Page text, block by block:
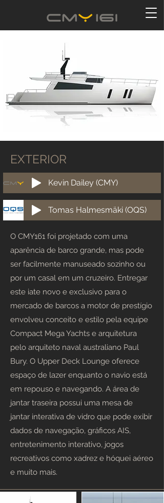
EXTERIOR
Kevin Dailey (CMY)
Tomas Halmesmäki (OQS)
O CMY161 foi projetado com uma
aparência de barco grande, mas pode
ser facilmente manuseado sozinho ou
por um casal em um cruzeiro. Entregar
este iate novo e exclusivo para o
mercado de barcos a motor de prestígio
envolveu conceito e estilo pela equipe
Compact Mega Yachts e arquitetura
pelo arquiteto naval australiano Paul
Bury. O Upper Deck Lounge oferece
espaço de lazer enquanto o navio está
em repouso e navegando. A área de
jantar traseira possui uma mesa de
jantar interativa de vidro que pode exibir
dados de navegação, gráficos AIS,
entretenimento interativo, jogos
recreativos como xadrez e hóquei aéreo
e muito mais.